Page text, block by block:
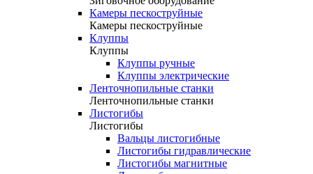
Камеры пескоструйные
Камеры пескоструйные
Клуппы
Клуппы
Клуппы ручные
Клуппы электрические
Ленточнопильные станки
Ленточнопильные станки
Листогибы
Листогибы
Вальцы листогибные
Листогибы гидравлические
Листогибы магнитные